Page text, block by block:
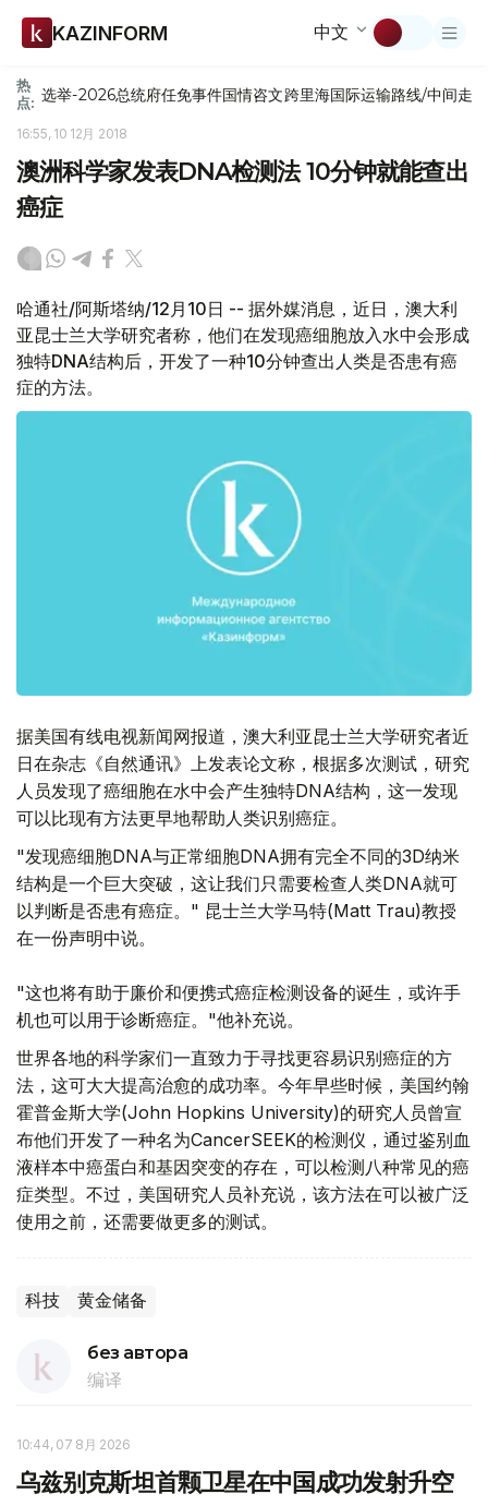
KAZINFORM 中文
热
点: 选举-2026总统府任免事件国情咨文跨里海国际运输路线/中间走廊
16:55, 10 12月 2018
澳洲科学家发表DNA检测法 10分钟就能查出
癌症
哈通社/阿斯塔纳/12月10日 -- 据外媒消息，近日，澳大利
亚昆士兰大学研究者称，他们在发现癌细胞放入水中会形成
独特DNA结构后，开发了一种10分钟查出人类是否患有癌
症的方法。
据美国有线电视新闻网报道，澳大利亚昆士兰大学研究者近
日在杂志《自然通讯》上发表论文称，根据多次测试，研究
人员发现了癌细胞在水中会产生独特DNA结构，这一发现
可以比现有方法更早地帮助人类识别癌症。
"发现癌细胞DNA与正常细胞DNA拥有完全不同的3D纳米
结构是一个巨大突破，这让我们只需要检查人类DNA就可
以判断是否患有癌症。" 昆士兰大学马特(Matt Trau)教授
在一份声明中说。
"这也将有助于廉价和便携式癌症检测设备的诞生，或许手
机也可以用于诊断癌症。"他补充说。
世界各地的科学家们一直致力于寻找更容易识别癌症的方
法，这可大大提高治愈的成功率。今年早些时候，美国约翰
霍普金斯大学(John Hopkins University)的研究人员曾宣
布他们开发了一种名为CancerSEEK的检测仪，通过鉴别血
液样本中癌蛋白和基因突变的存在，可以检测八种常见的癌
症类型。不过，美国研究人员补充说，该方法在可以被广泛
使用之前，还需要做更多的测试。
科技 黄金储备
без автора
编译
10:44, 07 8月 2026
乌兹别克斯坦首颗卫星在中国成功发射升空